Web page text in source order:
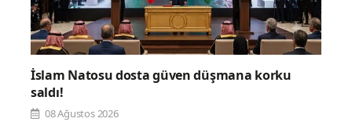
İslam Natosu dosta güven düşmana korku
saldı!
08 Ağustos 2026